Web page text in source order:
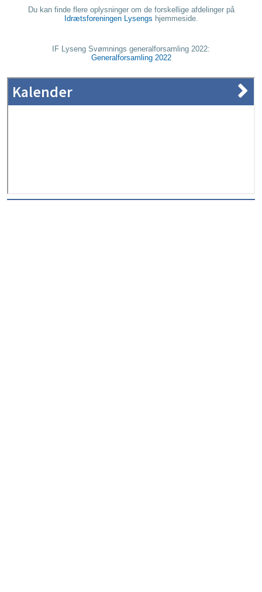
Du kan finde flere oplysninger om de forskellige afdelinger på
Idrætsforeningen Lysengs hjemmeside.
IF Lyseng Svømnings generalforsamling 2022:
Generalforsamling 2022